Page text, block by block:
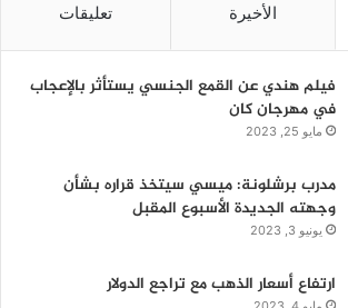
الأخيرة تعليقات
فيلم هندي عن القمع الجنسي يستأثر بالإعجاب
في مهرجان كان
مايو 25, 2023
مدرب برشلونة: ميسي سيتخذ قراره بشأن
وجهته الجديدة الأسبوع المقبل
يونيو 3, 2023
ارتفاع أسعار الذهب مع تراجع الدولار